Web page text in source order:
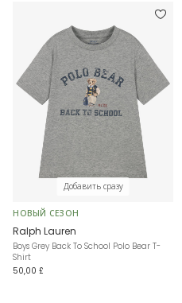
Добавить сразу
НОВЫЙ СЕЗОН
Ralph Lauren
Boys Grey Back To School Polo Bear T-
Shirt
50,00 £